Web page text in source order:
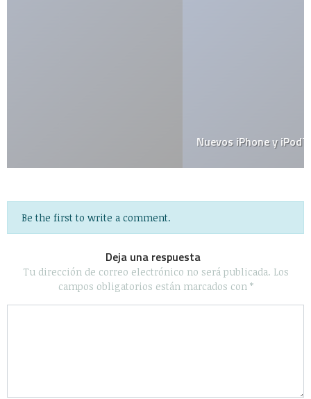
Be the first to write a comment.
Deja una respuesta
Tu dirección de correo electrónico no será publicada. Los
campos obligatorios están marcados con *